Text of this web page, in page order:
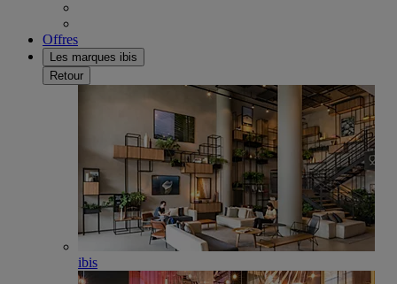
Offres
Les marques ibis
Retour
ibis